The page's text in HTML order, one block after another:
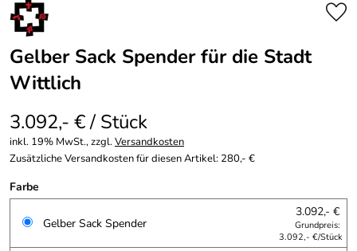
Gelber Sack Spender für die Stadt
Wittlich
3.092,- € / Stück
inkl. 19% MwSt., zzgl.Versandkosten
Zusätzliche Versandkosten für diesen Artikel: 280,- €
Farbe
Gelber Sack Spender
3.092,- €
Grundpreis:
3.092,- €/Stück